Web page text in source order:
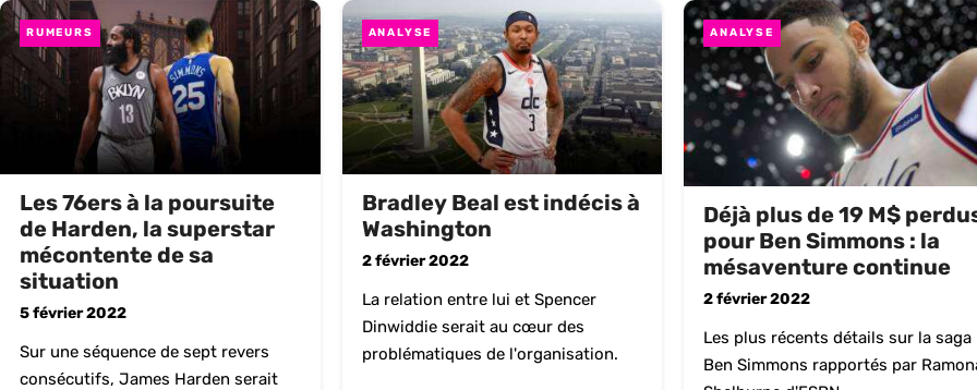
RUMEURS
Les 76ers à la poursuite
de Harden, la superstar
mécontente de sa
situation
5 février 2022
Sur une séquence de sept revers
consécutifs, James Harden serait
ANALYSE
Bradley Beal est indécis à
Washington
2 février 2022
La relation entre lui et Spencer
Dinwiddie serait au cœur des
problématiques de l'organisation.
ANALYSE
Déjà plus de 19 M$
pour Ben Simmons : la
mésaventure continue
2 février 2022
Les plus récents détails sur la saga
Ben Simmons rapportés par